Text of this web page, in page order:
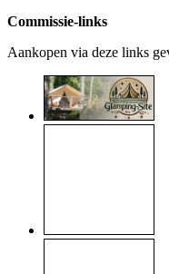
Commissie-links
Aankopen via deze links